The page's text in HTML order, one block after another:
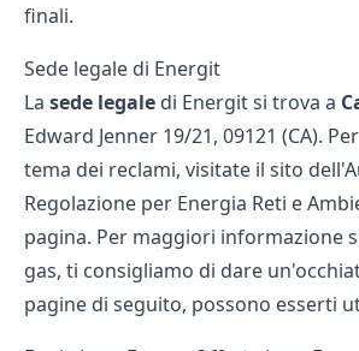
finali.
Sede legale di Energit
La sede legale di Energit si trova a
Edward Jenner 19/21, 09121 (CA).
tema dei reclami, visitate il sito
Regolazione per Energia Reti e
pagina. Per maggiori informazione
gas, ti consigliamo di dare
pagine di seguito, possono esserti